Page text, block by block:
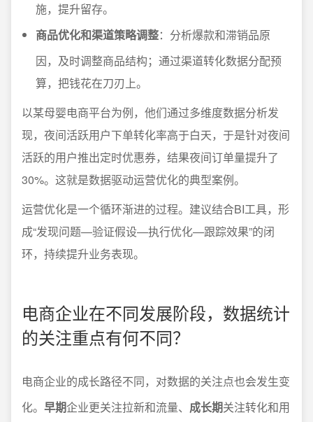
施，提升留存。
商品优化和渠道策略调整：分析爆款和滞销品原
因，及时调整商品结构；通过渠道转化数据分配预
算，把钱花在刀刃上。
以某母婴电商平台为例，他们通过多维度数据分析发
现，夜间活跃用户下单转化率高于白天，于是针对夜间
活跃的用户推出定时优惠券，结果夜间订单量提升了
30%。这就是数据驱动运营优化的典型案例。
运营优化是一个循环渐进的过程。建议结合BI工具，形
成“发现问题—验证假设—执行优化—跟踪效果”的闭
环，持续提升业务表现。
电商企业在不同发展阶段，数据统计
的关注重点有何不同？
电商企业的成长路径不同，对数据的关注点也会发生变
化。 早期企业更关注拉新和流量、 成长期关注转化和用